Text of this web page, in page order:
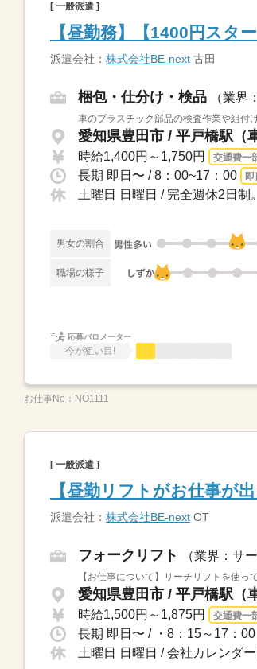
[ 一般派遣 ]
【昼勤務】【1400円スタ
派遣会社： 株式会社BE-next 古田
梱包・仕分け・検品 （業界
車のプラスチック部品の検査作業や組付
愛知県豊田市 / 平戸橋駅（
時給1,400円～1,750円 交通費一
長期 即日〜 / 8：00~17：00 即
土曜日 日曜日 / 完全週休2日
男女の割合
職場の様子
応募バロメーター
今が狙い目!
お仕事No： NO1111
[ 一般派遣 ]
【昼勤リフトがお仕事が
派遣会社： 株式会社BE-next OT
フォークリフト （業界：サ
【お仕事について】リーチリフトを使
愛知県豊田市 / 平戸橋駅（
時給1,500円～1,875円 交通費一
長期 即日〜 / ・8：15～17：
土曜日 日曜日 / 会社カレンダ